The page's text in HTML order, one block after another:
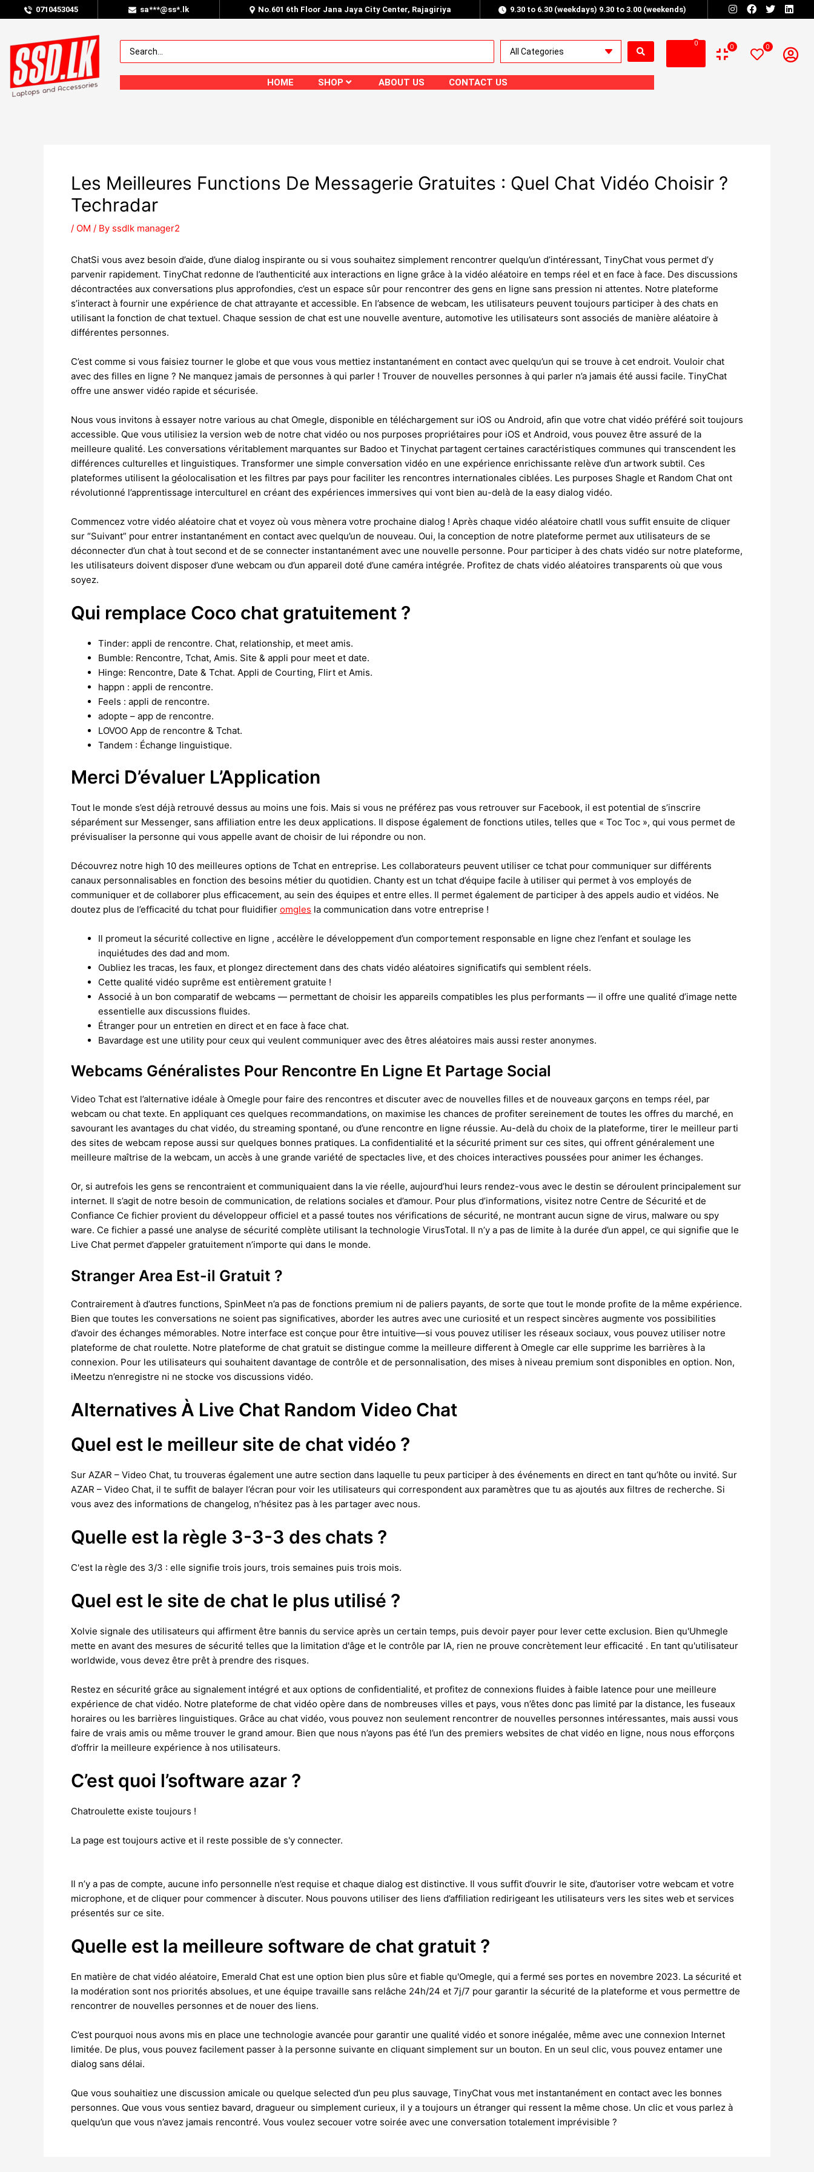
0710453045 sa***@ss*.lk No.601 6th Floor Jana Jaya City Center, Rajagiriya 9.30 to 6.30 (weekdays) 9.30 to 3.00 (weekends)
HOME SHOP ABOUT US CONTACT US
0 0 0
Les Meilleures Functions De Messagerie Gratuites : Quel Chat Vidéo Choisir ?
Techradar
/ OM / By ssdlk manager2
ChatSi vous avez besoin d’aide, d’une dialog inspirante ou si vous souhaitez simplement rencontrer quelqu’un d’intéressant, TinyChat vous permet d’y
parvenir rapidement. TinyChat redonne de l’authenticité aux interactions en ligne grâce à la vidéo aléatoire en temps réel et en face à face. Des discussions
décontractées aux conversations plus approfondies, c’est un espace sûr pour rencontrer des gens en ligne sans pression ni attentes. Notre plateforme
s’interact à fournir une expérience de chat attrayante et accessible. En l’absence de webcam, les utilisateurs peuvent toujours participer à des chats en
utilisant la fonction de chat textuel. Chaque session de chat est une nouvelle aventure, automotive les utilisateurs sont associés de manière aléatoire à
différentes personnes.
C’est comme si vous faisiez tourner le globe et que vous vous mettiez instantanément en contact avec quelqu’un qui se trouve à cet endroit. Vouloir chat
avec des filles en ligne ? Ne manquez jamais de personnes à qui parler ! Trouver de nouvelles personnes à qui parler n’a jamais été aussi facile. TinyChat
offre une answer vidéo rapide et sécurisée.
Nous vous invitons à essayer notre various au chat Omegle, disponible en téléchargement sur iOS ou Android, afin que votre chat vidéo préféré soit toujours
accessible. Que vous utilisiez la version web de notre chat vidéo ou nos purposes propriétaires pour iOS et Android, vous pouvez être assuré de la
meilleure qualité. Les conversations véritablement marquantes sur Badoo et Tinychat partagent certaines caractéristiques communes qui transcendent les
différences culturelles et linguistiques. Transformer une simple conversation vidéo en une expérience enrichissante relève d’un artwork subtil. Ces
plateformes utilisent la géolocalisation et les filtres par pays pour faciliter les rencontres internationales ciblées. Les purposes Shagle et Random Chat ont
révolutionné l’apprentissage interculturel en créant des expériences immersives qui vont bien au-delà de la easy dialog vidéo.
Commencez votre vidéo aléatoire chat et voyez où vous mènera votre prochaine dialog ! Après chaque vidéo aléatoire chatIl vous suffit ensuite de cliquer
sur “Suivant” pour entrer instantanément en contact avec quelqu’un de nouveau. Oui, la conception de notre plateforme permet aux utilisateurs de se
déconnecter d’un chat à tout second et de se connecter instantanément avec une nouvelle personne. Pour participer à des chats vidéo sur notre plateforme,
les utilisateurs doivent disposer d’une webcam ou d’un appareil doté d’une caméra intégrée. Profitez de chats vidéo aléatoires transparents où que vous
soyez.
Qui remplace Coco chat gratuitement ?
Tinder: appli de rencontre. Chat, relationship, et meet amis.
Bumble: Rencontre, Tchat, Amis. Site & appli pour meet et date.
Hinge: Rencontre, Date & Tchat. Appli de Courting, Flirt et Amis.
happn : appli de rencontre.
Feels : appli de rencontre.
adopte – app de rencontre.
LOVOO App de rencontre & Tchat.
Tandem : Échange linguistique.
Merci D’évaluer L’Application
Tout le monde s’est déjà retrouvé dessus au moins une fois. Mais si vous ne préférez pas vous retrouver sur Facebook, il est potential de s’inscrire
séparément sur Messenger, sans affiliation entre les deux applications. Il dispose également de fonctions utiles, telles que « Toc Toc », qui vous permet de
prévisualiser la personne qui vous appelle avant de choisir de lui répondre ou non.
Découvrez notre high 10 des meilleures options de Tchat en entreprise. Les collaborateurs peuvent utiliser ce tchat pour communiquer sur différents
canaux personnalisables en fonction des besoins métier du quotidien. Chanty est un tchat d’équipe facile à utiliser qui permet à vos employés de
communiquer et de collaborer plus efficacement, au sein des équipes et entre elles. Il permet également de participer à des appels audio et vidéos. Ne
doutez plus de l’efficacité du tchat pour fluidifier omgles la communication dans votre entreprise !
Il promeut la sécurité collective en ligne , accélère le développement d’un comportement responsable en ligne chez l’enfant et soulage les
inquiétudes des dad and mom.
Oubliez les tracas, les faux, et plongez directement dans des chats vidéo aléatoires significatifs qui semblent réels.
Cette qualité vidéo suprême est entièrement gratuite !
Associé à un bon comparatif de webcams — permettant de choisir les appareils compatibles les plus performants — il offre une qualité d’image nette
essentielle aux discussions fluides.
Étranger pour un entretien en direct et en face à face chat.
Bavardage est une utility pour ceux qui veulent communiquer avec des êtres aléatoires mais aussi rester anonymes.
Webcams Généralistes Pour Rencontre En Ligne Et Partage Social
Video Tchat est l’alternative idéale à Omegle pour faire des rencontres et discuter avec de nouvelles filles et de nouveaux garçons en temps réel, par
webcam ou chat texte. En appliquant ces quelques recommandations, on maximise les chances de profiter sereinement de toutes les offres du marché, en
savourant les avantages du chat vidéo, du streaming spontané, ou d’une rencontre en ligne réussie. Au-delà du choix de la plateforme, tirer le meilleur parti
des sites de webcam repose aussi sur quelques bonnes pratiques. La confidentialité et la sécurité priment sur ces sites, qui offrent généralement une
meilleure maîtrise de la webcam, un accès à une grande variété de spectacles live, et des choices interactives poussées pour animer les échanges.
Or, si autrefois les gens se rencontraient et communiquaient dans la vie réelle, aujourd’hui leurs rendez-vous avec le destin se déroulent principalement sur
internet. Il s’agit de notre besoin de communication, de relations sociales et d’amour. Pour plus d’informations, visitez notre Centre de Sécurité et de
Confiance Ce fichier provient du développeur officiel et a passé toutes nos vérifications de sécurité, ne montrant aucun signe de virus, malware ou spy
ware. Ce fichier a passé une analyse de sécurité complète utilisant la technologie VirusTotal. Il n’y a pas de limite à la durée d’un appel, ce qui signifie que le
Live Chat permet d’appeler gratuitement n’importe qui dans le monde.
Stranger Area Est-il Gratuit ?
Contrairement à d’autres functions, SpinMeet n’a pas de fonctions premium ni de paliers payants, de sorte que tout le monde profite de la même expérience.
Bien que toutes les conversations ne soient pas significatives, aborder les autres avec une curiosité et un respect sincères augmente vos possibilities
d’avoir des échanges mémorables. Notre interface est conçue pour être intuitive—si vous pouvez utiliser les réseaux sociaux, vous pouvez utiliser notre
plateforme de chat roulette. Notre plateforme de chat gratuit se distingue comme la meilleure different à Omegle car elle supprime les barrières à la
connexion. Pour les utilisateurs qui souhaitent davantage de contrôle et de personnalisation, des mises à niveau premium sont disponibles en option. Non,
iMeetzu n’enregistre ni ne stocke vos discussions vidéo.
Alternatives À Live Chat Random Video Chat
Quel est le meilleur site de chat vidéo ?
Sur AZAR – Video Chat, tu trouveras également une autre section dans laquelle tu peux participer à des événements en direct en tant qu’hôte ou invité. Sur
AZAR – Video Chat, il te suffit de balayer l’écran pour voir les utilisateurs qui correspondent aux paramètres que tu as ajoutés aux filtres de recherche. Si
vous avez des informations de changelog, n’hésitez pas à les partager avec nous.
Quelle est la règle 3-3-3 des chats ?
C'est la règle des 3/3 : elle signifie trois jours, trois semaines puis trois mois.
Quel est le site de chat le plus utilisé ?
Xolvie signale des utilisateurs qui affirment être bannis du service après un certain temps, puis devoir payer pour lever cette exclusion. Bien qu'Uhmegle
mette en avant des mesures de sécurité telles que la limitation d'âge et le contrôle par IA, rien ne prouve concrètement leur efficacité . En tant qu'utilisateur
worldwide, vous devez être prêt à prendre des risques.
Restez en sécurité grâce au signalement intégré et aux options de confidentialité, et profitez de connexions fluides à faible latence pour une meilleure
expérience de chat vidéo. Notre plateforme de chat vidéo opère dans de nombreuses villes et pays, vous n’êtes donc pas limité par la distance, les fuseaux
horaires ou les barrières linguistiques. Grâce au chat vidéo, vous pouvez non seulement rencontrer de nouvelles personnes intéressantes, mais aussi vous
faire de vrais amis ou même trouver le grand amour. Bien que nous n’ayons pas été l’un des premiers websites de chat vidéo en ligne, nous nous efforçons
d’offrir la meilleure expérience à nos utilisateurs.
C’est quoi l’software azar ?
Chatroulette existe toujours !
La page est toujours active et il reste possible de s'y connecter.
Il n’y a pas de compte, aucune info personnelle n’est requise et chaque dialog est distinctive. Il vous suffit d’ouvrir le site, d’autoriser votre webcam et votre
microphone, et de cliquer pour commencer à discuter. Nous pouvons utiliser des liens d’affiliation redirigeant les utilisateurs vers les sites web et services
présentés sur ce site.
Quelle est la meilleure software de chat gratuit ?
En matière de chat vidéo aléatoire, Emerald Chat est une option bien plus sûre et fiable qu'Omegle, qui a fermé ses portes en novembre 2023. La sécurité et
la modération sont nos priorités absolues, et une équipe travaille sans relâche 24h/24 et 7j/7 pour garantir la sécurité de la plateforme et vous permettre de
rencontrer de nouvelles personnes et de nouer des liens.
C’est pourquoi nous avons mis en place une technologie avancée pour garantir une qualité vidéo et sonore inégalée, même avec une connexion Internet
limitée. De plus, vous pouvez facilement passer à la personne suivante en cliquant simplement sur un bouton. En un seul clic, vous pouvez entamer une
dialog sans délai.
Que vous souhaitiez une discussion amicale ou quelque selected d’un peu plus sauvage, TinyChat vous met instantanément en contact avec les bonnes
personnes. Que vous vous sentiez bavard, dragueur ou simplement curieux, il y a toujours un étranger qui ressent la même chose. Un clic et vous parlez à
quelqu’un que vous n’avez jamais rencontré. Vous voulez secouer votre soirée avec une conversation totalement imprévisible ?